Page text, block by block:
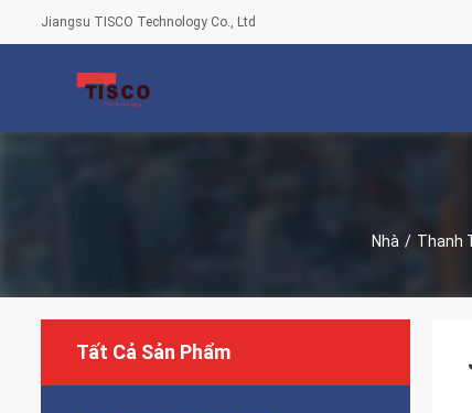
Jiangsu TISCO Technology Co., Ltd
Nhà / Thanh
Tất Cả Sản Phẩm